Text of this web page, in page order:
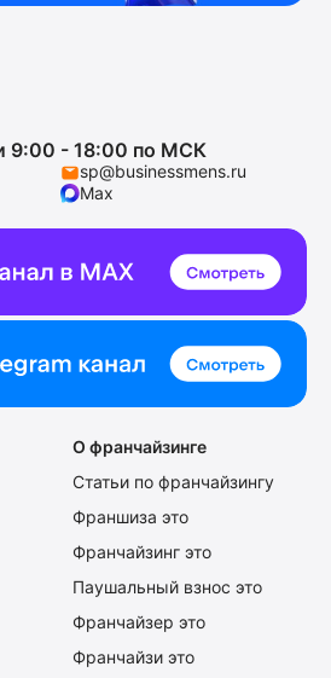
9:00 - 18:00 по МСК
sp@businessmens.ru
Max
О франчайзинге
Статьи по франчайзингу
Франшиза это
Франчайзинг это
Паушальный взнос это
Франчайзер это
Франчайзи это